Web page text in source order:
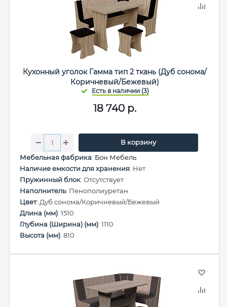
Кухонный уголок Гамма тип 2 ткань (Дуб сонома/
Коричневый/Бежевый)
18 740р.
В корзину
Мебельная фабрика: Бон Мебель
Наличие емкости для хранения: Нет
Пружинный блок: Отсутствует
Наполнитель: Пенополиуретан
Цвет: Дуб сонома/Коричневый/Бежевый
Длина (мм): 1510
Глубина (Ширина) (мм): 1110
Высота (мм): 810